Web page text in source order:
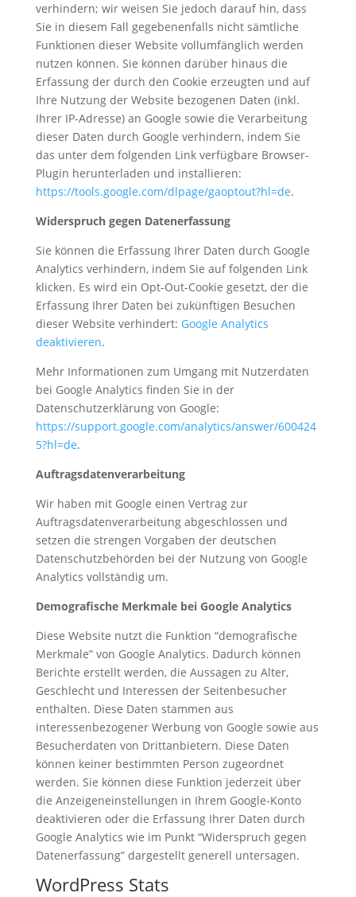
verhindern; wir weisen Sie jedoch darauf hin, dass
Sie in diesem Fall gegebenenfalls nicht sämtliche
Funktionen dieser Website vollumfänglich werden
nutzen können. Sie können darüber hinaus die
Erfassung der durch den Cookie erzeugten und auf
Ihre Nutzung der Website bezogenen Daten (inkl.
Ihrer IP-Adresse) an Google sowie die Verarbeitung
dieser Daten durch Google verhindern, indem Sie
das unter dem folgenden Link verfügbare Browser-
Plugin herunterladen und installieren:
https://tools.google.com/dlpage/gaoptout?hl=de.
Widerspruch gegen Datenerfassung
Sie können die Erfassung Ihrer Daten durch Google
Analytics verhindern, indem Sie auf folgenden Link
klicken. Es wird ein Opt-Out-Cookie gesetzt, der die
Erfassung Ihrer Daten bei zukünftigen Besuchen
dieser Website verhindert: Google Analytics
deaktivieren.
Mehr Informationen zum Umgang mit Nutzerdaten
bei Google Analytics finden Sie in der
Datenschutzerklärung von Google:
https://support.google.com/analytics/answer/600424
5?hl=de.
Auftragsdatenverarbeitung
Wir haben mit Google einen Vertrag zur
Auftragsdatenverarbeitung abgeschlossen und
setzen die strengen Vorgaben der deutschen
Datenschutzbehörden bei der Nutzung von Google
Analytics vollständig um.
Demografische Merkmale bei Google Analytics
Diese Website nutzt die Funktion “demografische
Merkmale” von Google Analytics. Dadurch können
Berichte erstellt werden, die Aussagen zu Alter,
Geschlecht und Interessen der Seitenbesucher
enthalten. Diese Daten stammen aus
interessenbezogener Werbung von Google sowie aus
Besucherdaten von Drittanbietern. Diese Daten
können keiner bestimmten Person zugeordnet
werden. Sie können diese Funktion jederzeit über
die Anzeigeneinstellungen in Ihrem Google-Konto
deaktivieren oder die Erfassung Ihrer Daten durch
Google Analytics wie im Punkt “Widerspruch gegen
Datenerfassung” dargestellt generell untersagen.
WordPress Stats